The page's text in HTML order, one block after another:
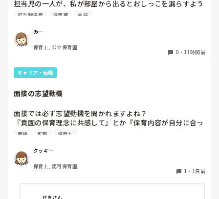
家でもやることはあります。
日常生活すら支障をきたすほどになりました。
椅子に座って作業をすれば？
と、園で言われました。
なので、子ども椅子程度の高さの踏み台に座って、試してみ
ただじっと座っていても、5分も座ればお尻に痛みがきま
す。
この高さの作業だと意外に、
なること多いことに気づきました。
その度にあちらこちらに痛みが来て
立ち上がる時には、膝や太ももが固まり痛みが……
腰痛、膝痛お持ちの方は、どの程度の痛みで働かれているの
でしょうか。
担当児の一人が、私が部屋から出るとおしっこを漏らすよう
になりました。
4月から私への執着が強かったのですが、特に寝かしつけの
時に私がそばに行かないと繰り返し大きい声で呼んだり私が
寝かしつけしている子にちょっかいを出したり、何回もトイ
もしばしば…
パンツで寝れる子が増えてきて、寝かしつけの時にトイレに
うとするとその子も行きたがります。
ので、その子には待っててねといい外に出ていました。今日
はそれで2回漏らしています。
2回目は私は見ていないのですが、かなり微量だったそう
しているように見えると言われました。
日頃からそのことの関わりはしっかり持てるように意識はし
ていますが…
担当制保育 保育室 主任
みー
保育士, 公立保育園
0 ・ 11時間前
キャリア・転職
面接の志望動機
面接では必ず志望動機を聞かれますよね？
『貴園の保育理念に共感して』とか『保育内容が自分に合っ
てると思いました』等々が多いかと思いますが、実際はどう
私自身、園の雰囲気とか園の規模、保育内容は勘案しますが
正直なところ、家から通いやすいか、給与はどうか…という
ところに重きを置いています
皆さんは、志望動機をどのように答えていますか？また、本
音はどうですか？
面接 転職 保育士
クッキー
保育士, 認可保育園
1 ・ 1日前
せきさん